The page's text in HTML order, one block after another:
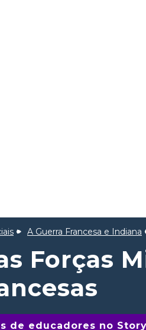
A Guerra Francesa e Indiana
Forças
de educadores no